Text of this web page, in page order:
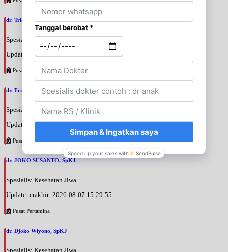
dr. Triani Ismelia Firdayanti, SpOG
Spesialis: Kebidanan & Kandungan
Update terakhir: 2026-08-07 15:48:40
Pusat Pertamina
dr. Frizar Irmansyah, SpOGKFR
Spesialis: Kebidanan & Kandungan
Update terakhir: 2026-08-07 15:46:21
Pusat Pertamina
dr. JOKO SUSANTO, SpKJ
Spesialis: Kesehatan Jiwa
Update terakhir: 2026-08-07 15:29:55
Pusat Pertamina
dr. Djoko Wiyono, SpKJ
Spesialis: Kesehatan Jiwa